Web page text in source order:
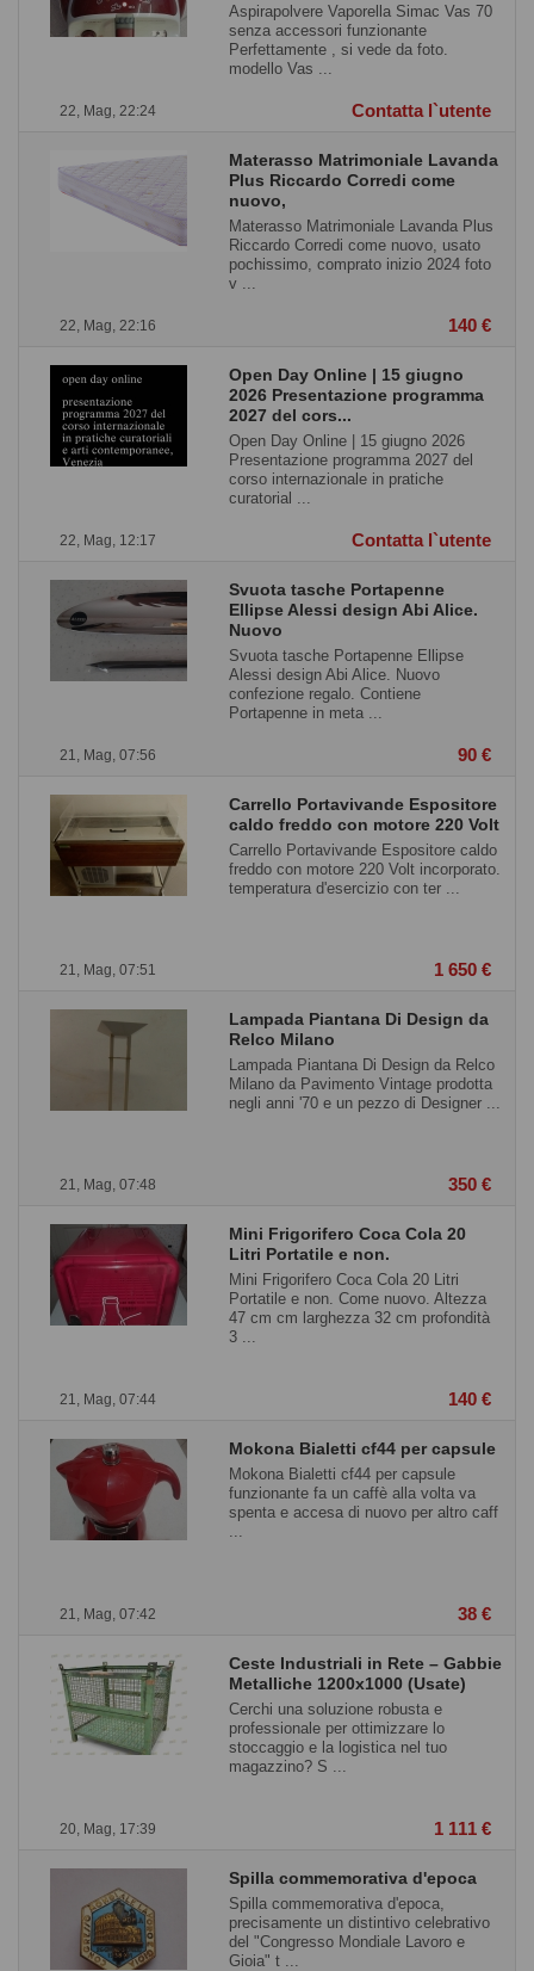
22, Mag, 22:24
Aspirapolvere Vaporella Simac Vas 70
senza accessori funzionante
Perfettamente , si vede da foto.
modello Vas ...
Contatta l`utente
22, Mag, 22:16
Materasso Matrimoniale Lavanda
Plus Riccardo Corredi come
nuovo,
Materasso Matrimoniale Lavanda Plus
Riccardo Corredi come nuovo, usato
pochissimo, comprato inizio 2024 foto
v ...
140 €
22, Mag, 12:17
Open Day Online | 15 giugno
2026 Presentazione programma
2027 del cors...
Open Day Online | 15 giugno 2026
Presentazione programma 2027 del
corso internazionale in pratiche
curatorial ...
Contatta l`utente
21, Mag, 07:56
Svuota tasche Portapenne
Ellipse Alessi design Abi Alice.
Nuovo
Svuota tasche Portapenne Ellipse
Alessi design Abi Alice. Nuovo
confezione regalo. Contiene
Portapenne in meta ...
90 €
21, Mag, 07:51
Carrello Portavivande Espositore
caldo freddo con motore 220 Volt
Carrello Portavivande Espositore caldo
freddo con motore 220 Volt incorporato.
temperatura d'esercizio con ter ...
1 650 €
21, Mag, 07:48
Lampada Piantana Di Design da
Relco Milano
Lampada Piantana Di Design da Relco
Milano da Pavimento Vintage prodotta
negli anni '70 e un pezzo di Designer ...
350 €
21, Mag, 07:44
Mini Frigorifero Coca Cola 20
Litri Portatile e non.
Mini Frigorifero Coca Cola 20 Litri
Portatile e non. Come nuovo. Altezza
47 cm cm larghezza 32 cm profondità
3 ...
140 €
21, Mag, 07:42
Mokona Bialetti cf44 per capsule
Mokona Bialetti cf44 per capsule
funzionante fa un caffè alla volta va
spenta e accesa di nuovo per altro caff
...
38 €
20, Mag, 17:39
Ceste Industriali in Rete – Gabbie
Metalliche 1200x1000 (Usate)
Cerchi una soluzione robusta e
professionale per ottimizzare lo
stoccaggio e la logistica nel tuo
magazzino? S ...
1 111 €
Spilla commemorativa d'epoca
Spilla commemorativa d'epoca,
precisamente un distintivo celebrativo
del "Congresso Mondiale Lavoro e
Gioia" t ...